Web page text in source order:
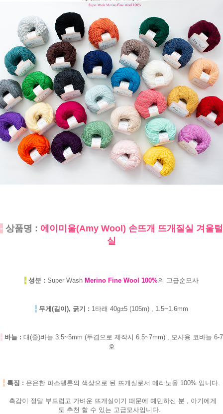
- 상품명 : 에이미울(Amy Wool) 손뜨개 뜨개질실 겨울털
실
- 성분 : Super Wash Merino Fine Wool 100%의 고급순모사
- 무게(길이), 굵기 : 1타래 40g±5 (105m) , 1.5~1.6mm
- 바늘 : 대(줄)바늘 3.5~5mm (두겹으로 제작시 6.5~7mm) , 모사용 코바늘 6-7
호
- 특징 : 은은한 파스텔톤의 색상으로 된 뜨개실로서 메리노울 100% 입니다.
촉감이 정말 부드럽고 가벼운 뜨개실이기 때문에 예민하신 분 , 아기에게
도 추천 할 수 있는 고급모사입니다.